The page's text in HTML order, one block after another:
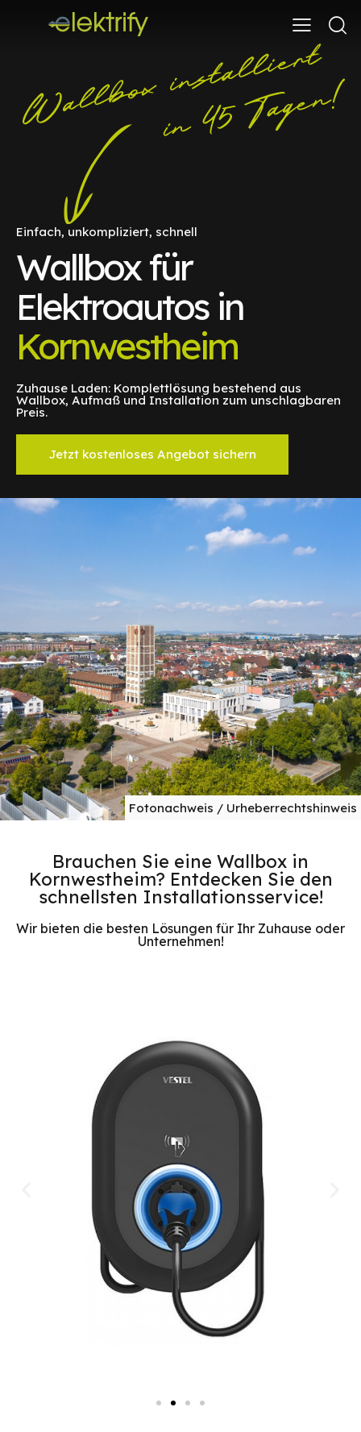
Einfach, unkompliziert, schnell
Wallbox für
Elektroautos in
Kornwestheim
Zuhause Laden: Komplettlösung bestehend aus
Wallbox, Aufmaß und Installation zum unschlagbaren
Preis.
Jetzt kostenloses Angebot sichern
Fotonachweis / Urheberrechtshinweis
Brauchen Sie eine Wallbox in
Kornwestheim? Entdecken Sie den
schnellsten Installationsservice!
Wir bieten die besten Lösungen für Ihr Zuhause oder
Unternehmen!